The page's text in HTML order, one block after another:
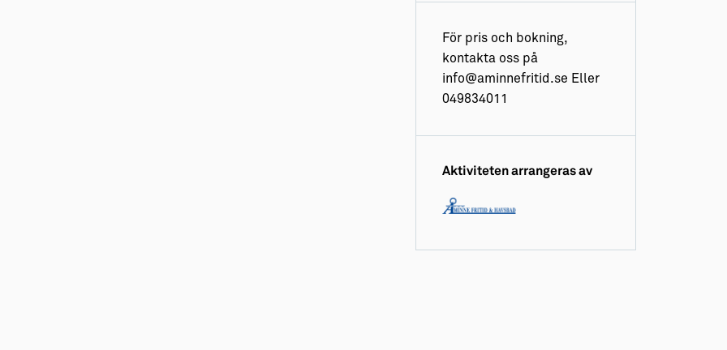
För pris och bokning,
kontakta oss på
info@aminnefritid.se Eller
049834011
Aktiviteten arrangeras av